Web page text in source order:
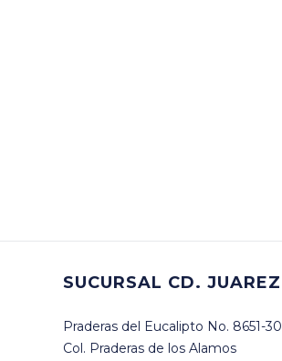
SUCURSAL CD. JUAREZ
Praderas del Eucalipto No. 8651-30
Col. Praderas de los Alamos